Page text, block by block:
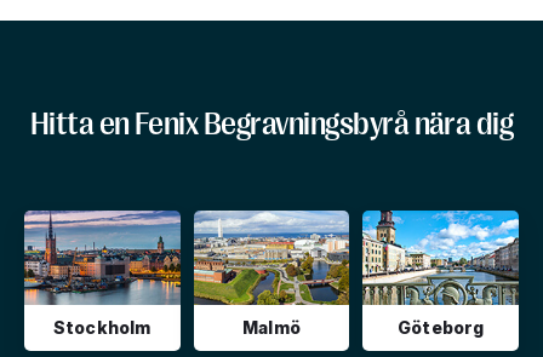
Hitta en Fenix Begravningsbyrå nära dig
Stockholm Malmö Göteborg